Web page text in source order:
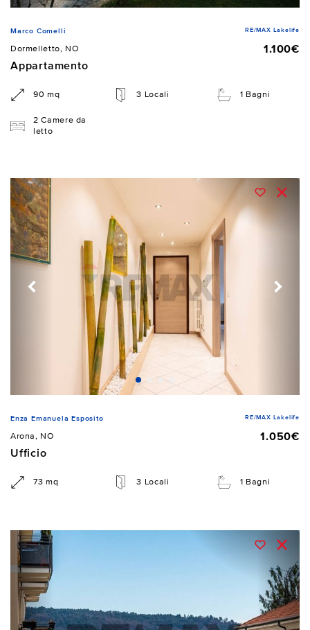
Marco Comelli RE/MAX Lakelife
Dormelletto, NO
1.100€
Appartamento
90 mq 3 Locali 1 Bagni
2 Camere da
letto
Enza Emanuela Esposito RE/MAX Lakelife
Arona, NO
1.050€
Ufficio
73 mq 3 Locali 1 Bagni